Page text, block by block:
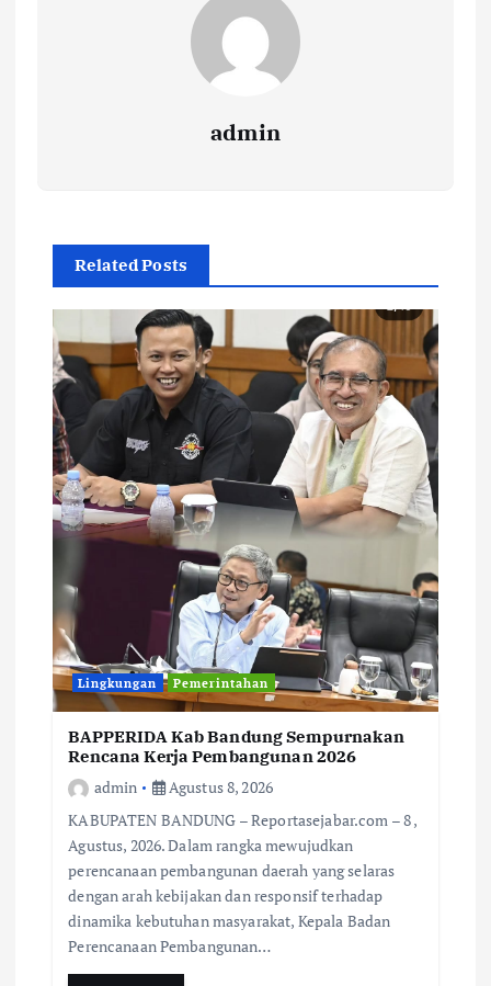
admin
Related Posts
Lingkungan Pemerintahan
BAPPERIDA Kab Bandung Sempurnakan
Rencana Kerja Pembangunan 2026
admin
Agustus 8, 2026
KABUPATEN BANDUNG – Reportasejabar.com – 8 ,
Agustus, 2026. Dalam rangka mewujudkan
perencanaan pembangunan daerah yang selaras
dengan arah kebijakan dan responsif terhadap
dinamika kebutuhan masyarakat, Kepala Badan
Perencanaan Pembangunan…